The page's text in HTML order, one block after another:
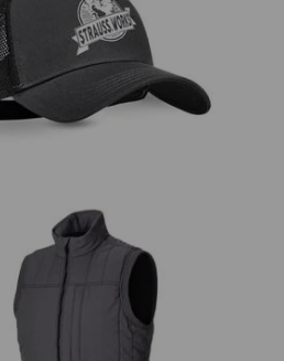
Čiapka e.s.iconic works